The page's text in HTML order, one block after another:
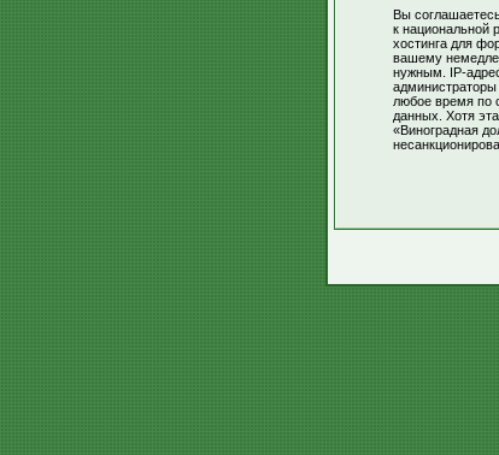
Вы
к национальной
хостинга для
вашему
нужным. IP-
любое время по
данных. Хотя
«Виноградная